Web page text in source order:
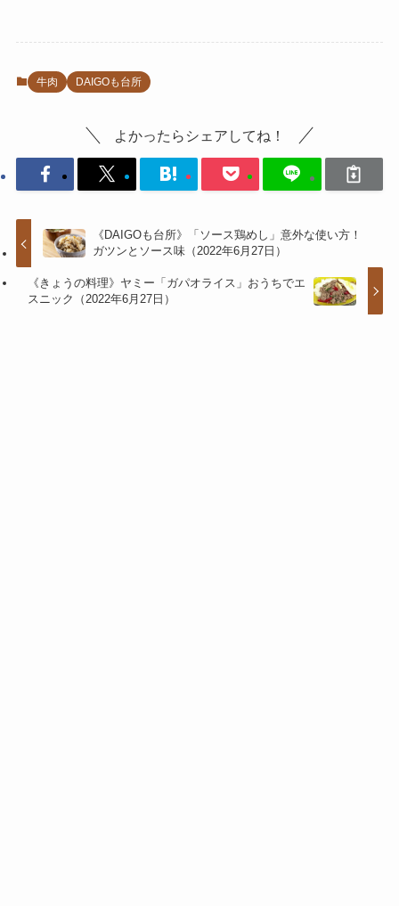
牛肉 DAIGOも台所
よかったらシェアしてね！
《DAIGOも台所》「ソース鶏めし」意外な使い方！
ガツンとソース味（2022年6月27日）
《きょうの料理》ヤミー「ガパオライス」おうちでエ
スニック（2022年6月27日）